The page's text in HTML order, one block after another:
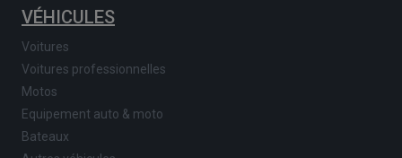
VÉHICULES
Voitures
Voitures professionnelles
Motos
Equipement auto & moto
Bateaux